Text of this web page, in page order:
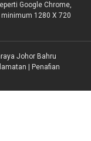
Google Chrome,
1280 X 720
Johor Bahru
Penafian